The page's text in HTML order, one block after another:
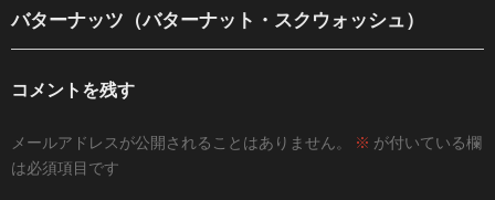
バターナッツ（バターナット・スクウォッシュ）
コメントを残す
メールアドレスが公開されることはありません。 ※ が付いている欄
は必須項目です